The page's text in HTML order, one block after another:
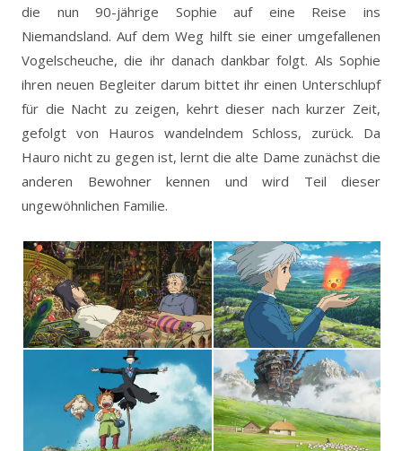
die nun 90-jährige Sophie auf eine Reise ins
Niemandsland. Auf dem Weg hilft sie einer umgefallenen
Vogelscheuche, die ihr danach dankbar folgt. Als Sophie
ihren neuen Begleiter darum bittet ihr einen Unterschlupf
für die Nacht zu zeigen, kehrt dieser nach kurzer Zeit,
gefolgt von Hauros wandelndem Schloss, zurück. Da
Hauro nicht zu gegen ist, lernt die alte Dame zunächst die
anderen Bewohner kennen und wird Teil dieser
ungewöhnlichen Familie.